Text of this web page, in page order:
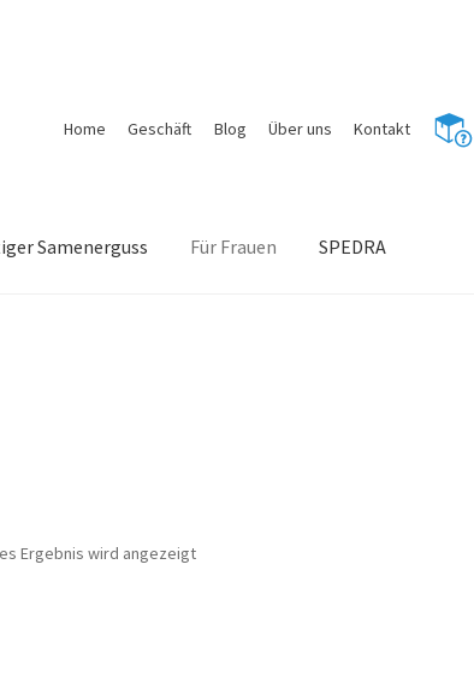
Home Geschäft Blog Über uns Kontakt
Samenerguss Für Frauen SPEDRA
Ergebnis wird angezeigt